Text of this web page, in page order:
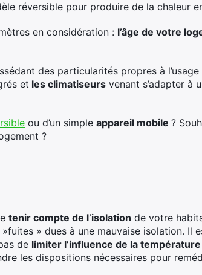
réversible pour produire de la chaleur
en considération : l’âge de votre
des particularités propres à
et les climatiseurs venant s’adapter à
ou d’un simple appareil mobile ?
?
tenir compte de l’isolation de votre
» dues à une mauvaise isolation. Il
de limiter l’influence de la
les dispositions nécessaires pour